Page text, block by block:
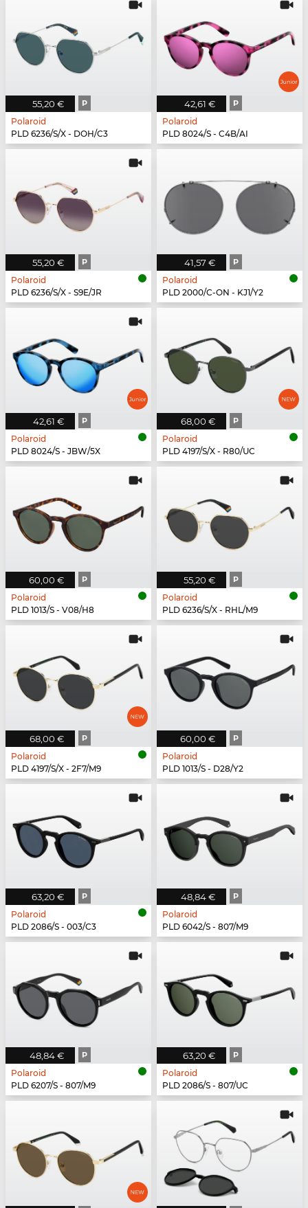
55,20 € P
Polaroid
PLD 6236/S/X - DOH/C3
42,61 € P
Polaroid
PLD 8024/S - C4B/AI
55,20 € P
Polaroid
PLD 6236/S/X - S9E/JR
41,57 € P
Polaroid
PLD 2000/C-ON - KJ1/Y2
42,61 € P
Polaroid
PLD 8024/S - JBW/5X
68,00 € P
Polaroid
PLD 4197/S/X - R80/UC
60,00 € P
Polaroid
PLD 1013/S - V08/H8
55,20 € P
Polaroid
PLD 6236/S/X - RHL/M9
68,00 € P
Polaroid
PLD 4197/S/X - 2F7/M9
60,00 € P
Polaroid
PLD 1013/S - D28/Y2
63,20 € P
Polaroid
PLD 2086/S - 003/C3
48,84 € P
Polaroid
PLD 6042/S - 807/M9
48,84 € P
Polaroid
PLD 6207/S - 807/M9
63,20 € P
Polaroid
PLD 2086/S - 807/UC